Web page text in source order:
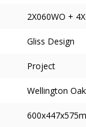
2X060WO +
Gliss Design
Project
Wellington Oak